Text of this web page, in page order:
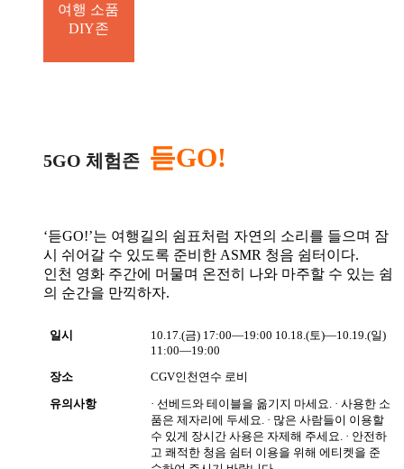
여행 소품
DIY존
5GO 체험존 듣GO!
‘듣GO!’는 여행길의 쉼표처럼 자연의 소리를 들으며 잠
시 쉬어갈 수 있도록 준비한 ASMR 청음 쉼터이다.
인천 영화 주간에 머물며 온전히 나와 마주할 수 있는 쉼
의 순간을 만끽하자.
일시 10.17.(금) 17:00―19:00 10.18.(토)―10.19.(일)
11:00―19:00
장소
CGV인천연수 로비
유의사항
· 선베드와 테이블을 옮기지 마세요. · 사용한 소
품은 제자리에 두세요. · 많은 사람들이 이용할
수 있게 장시간 사용은 자제해 주세요. · 안전하
고 쾌적한 청음 쉼터 이용을 위해 에티켓을 준